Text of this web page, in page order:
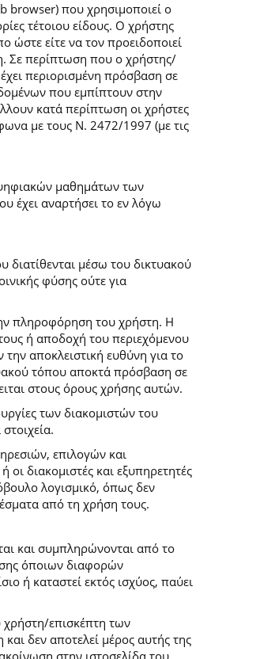
browser) που χρησιμοποιεί ο
τέτοιου είδους. Ο χρήστης
ώστε είτε να τον προειδοποιεί
Σε περίπτωση που ο χρήστης/
περιορισμένη πρόσβαση σε
που εμπίπτουν στην
κατά περίπτωση οι χρήστες
με τους Ν. 2472/1997 (με τις
ψηφιακών μαθημάτων των
έχει αναρτήσει το εν λόγω
διατίθενται μέσω του δικτυακού
φύσης ούτε για
πληροφόρηση του χρήστη. Η
ή αποδοχή του περιεχόμενου
αποκλειστική ευθύνη για το
τόπου αποκτά πρόσβαση σε
στους όρους χρήσης αυτών.
των διακομιστών του
επιλογών και
διακομιστές και εξυπηρετητές
λογισμικό, όπως δεν
από τη χρήση τους.
και συμπληρώνονται από το
όποιων διαφορών
ή καταστεί εκτός ισχύος, παύει
επισκέπτη των
δεν αποτελεί μέρος αυτής της